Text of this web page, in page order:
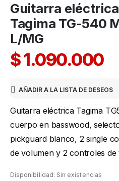
Guitarra eléctrica
Tagima TG-540
L/MG
$1.090.000
AÑADIR A LA LISTA DE DESEOS
Guitarra eléctrica Tagima
cuerpo en basswood,
pickguard blanco, 2 single
de volumen y 2 controles de
Disponibilidad: Sin existencias